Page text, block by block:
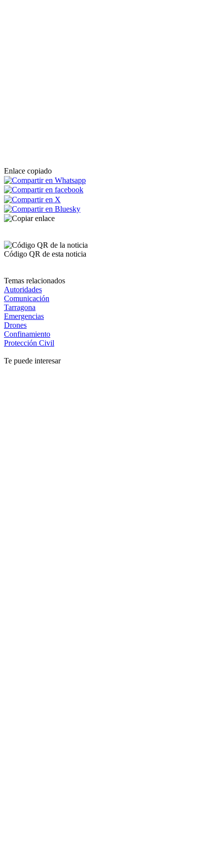
Enlace copiado
Código QR de esta noticia
Temas relacionados
Autoridades
Comunicación
Tarragona
Emergencias
Drones
Confinamiento
Protección Civil
Te puede interesar